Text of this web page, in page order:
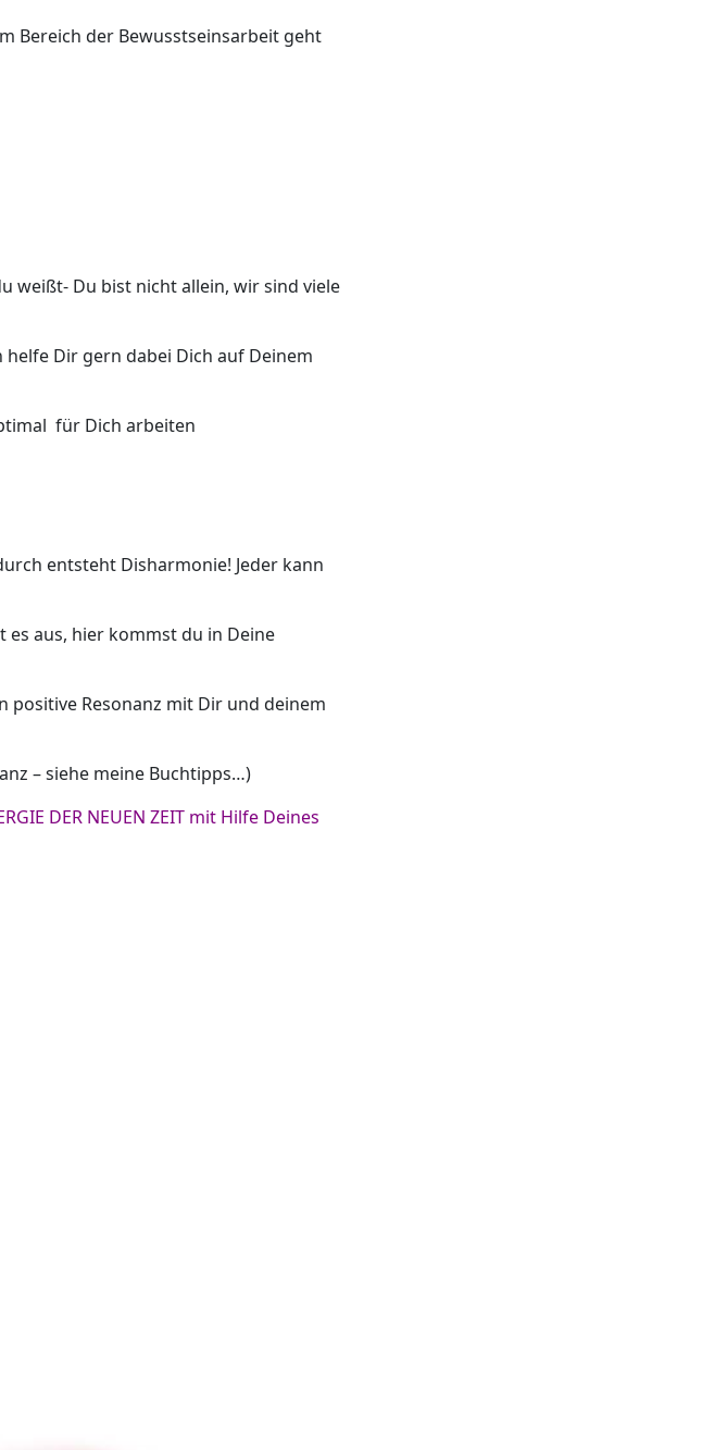
Bereich der Bewusstseinsarbeit geht
weißt- Du bist nicht allein, wir sind viele
Dir gern dabei Dich auf Deinem
für Dich arbeiten
entsteht Disharmonie! Jeder kann
es aus, hier kommst du in Deine
Resonanz mit Dir und deinem
– siehe meine Buchtipps…)
DER NEUEN ZEIT mit Hilfe Deines